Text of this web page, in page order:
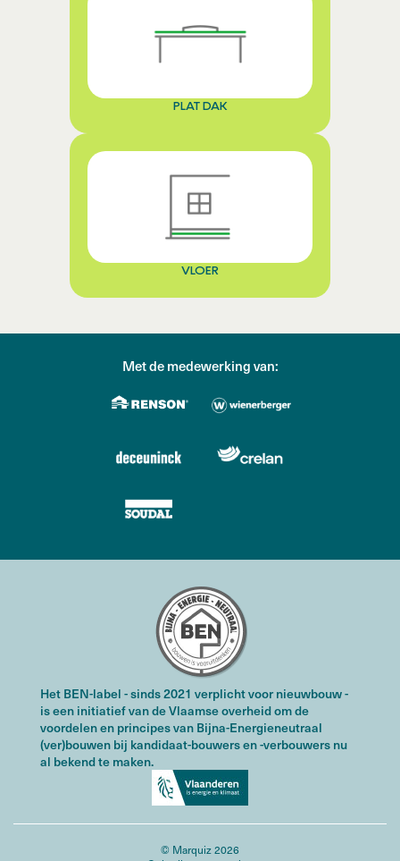
PLAT DAK
VLOER
Met de medewerking van:
Het BEN-label - sinds 2021 verplicht voor nieuwbouw -
is een initiatief van de Vlaamse overheid om de
voordelen en principes van Bijna-Energieneutraal
(ver)bouwen bij kandidaat-bouwers en -verbouwers nu
al bekend te maken.
© Marquiz 2026